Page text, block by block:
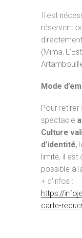
Il est
réservent
(Mima,
Mode
Pour retirer
spectacle
Culture
d’identité,
limité, il est
possible à
+ d'infos :
https://
carte-